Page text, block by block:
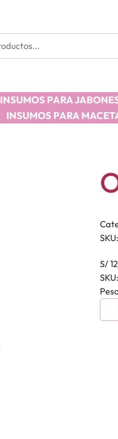
INSUMOS PARA
INSUMOS PARA
SKU:
S/
SKU:
s